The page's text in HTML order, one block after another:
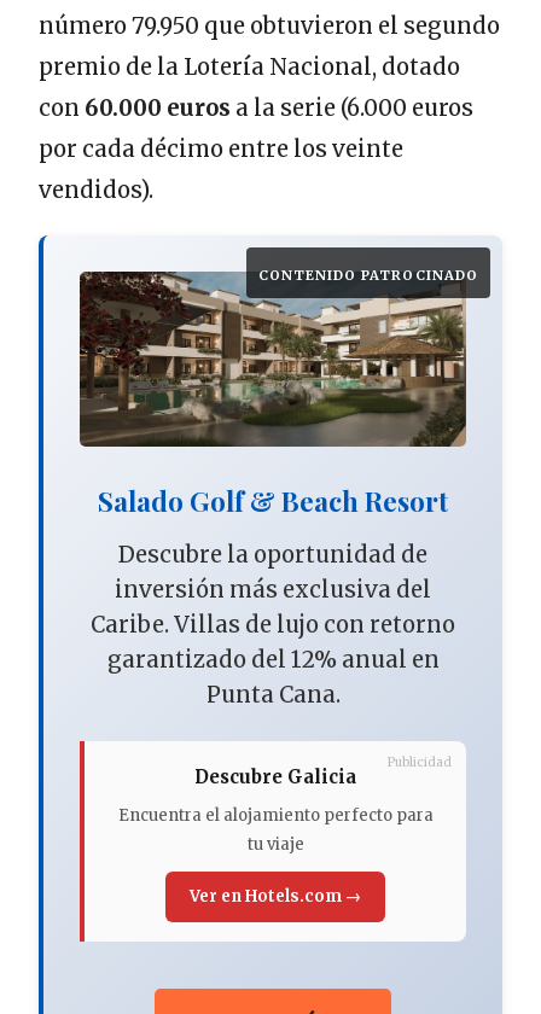
número 79.950 que obtuvieron el segundo
premio de la Lotería Nacional, dotado
con 60.000 euros a la serie (6.000 euros
por cada décimo entre los veinte
vendidos).
CONTENIDO PATROCINADO
Salado Golf & Beach Resort
Descubre la oportunidad de
inversión más exclusiva del
Caribe. Villas de lujo con retorno
garantizado del 12% anual en
Punta Cana.
Descubre Galicia
Encuentra el alojamiento perfecto para
tu viaje
Ver en Hotels.com →
Publicidad